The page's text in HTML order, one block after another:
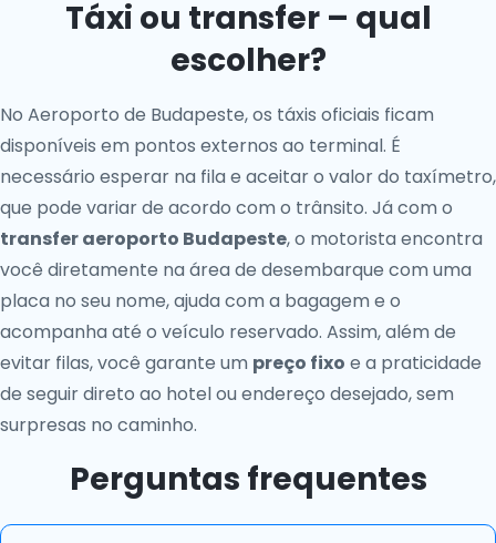
Táxi ou transfer – qual
escolher?
No Aeroporto de Budapeste, os táxis oficiais ficam
disponíveis em pontos externos ao terminal. É
necessário esperar na fila e aceitar o valor do taxímetro,
que pode variar de acordo com o trânsito. Já com o
transfer aeroporto Budapeste, o motorista encontra
você diretamente na área de desembarque com uma
placa no seu nome, ajuda com a bagagem e o
acompanha até o veículo reservado. Assim, além de
evitar filas, você garante um preço fixo e a praticidade
de seguir direto ao hotel ou endereço desejado, sem
surpresas no caminho.
Perguntas frequentes